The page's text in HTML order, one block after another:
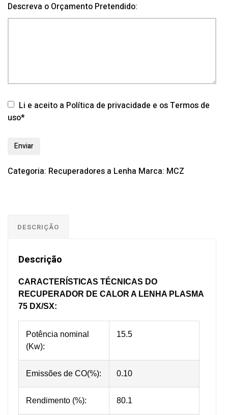
Descreva o Orçamento Pretendido:
Li e aceito a Política de privacidade e os Termos de
uso*
Categoria: Recuperadores a Lenha Marca: MCZ
DESCRIÇÃO
Descrição
CARACTERÍSTICAS TÉCNICAS DO
RECUPERADOR DE CALOR A LENHA PLASMA
75 DX/SX:
Potência nominal
(Kw):
15.5
Emissões de CO(%): 0.10
Rendimento (%): 80.1